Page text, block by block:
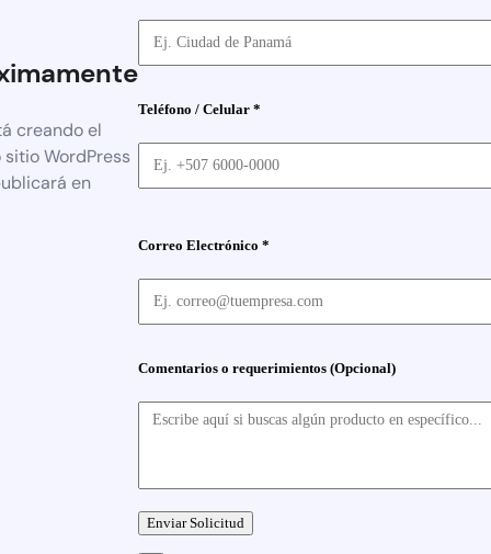
creando el
sitio WordPress
en
Teléfono / Celular *
Correo Electrónico *
Comentarios o requerimientos (Opcional)